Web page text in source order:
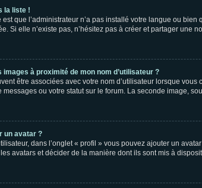
la liste !
que l’administrateur n’a pas installé votre langue ou
Si elle n’existe pas, n’hésitez pas à créer et partager une
à proximité de mon nom d’utilisateur ?
être associées avec votre nom d’utilisateur lorsque
ou votre statut sur le forum. La seconde image,
un avatar ?
dans l’onglet « profil » vous pouvez ajouter un
avatars et décider de la manière dont ils sont mis à